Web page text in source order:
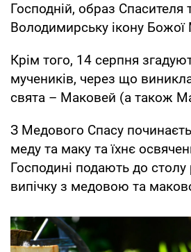
Господній, образ Спасителя
Володимирську ікону Божої
Крім того, 14 серпня
мучеників, через що
свята – Маковей (а також
З Медового Спасу
меду та маку та їхнє
Господині подають до столу
випічку з медовою та